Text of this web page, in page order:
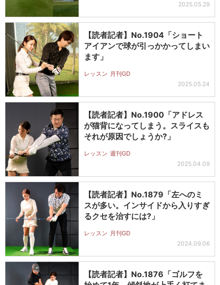
2025.05.29
【読者記者】No.1904「ショート
アイアンで球が引っかかってしまい
ます」
レッスン 月刊GD
2025.05.24
【読者記者】No.1900「アドレス
が猫背になってしまう。スライスも
それが原因でしょうか?」
レッスン 週刊GD
2025.04.09
【読者記者】No.1879「左へのミ
スが多い。インサイドから入りすぎ
るクセを治すには?」
レッスン 月刊GD
2024.09.06
【読者記者】No.1876「ゴルフを